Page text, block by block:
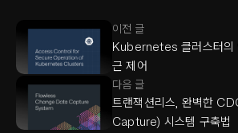
이전 글
Kubernetes 클러스터의
근 제어
다음 글
트랜잭션리스, 완벽한
Capture) 시스템 구축법